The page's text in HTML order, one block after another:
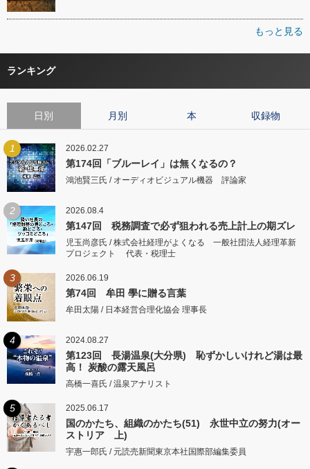
もっと見る
ランキング
日別 月別 本 収録物
1 2026.02.27
第174回「ブルーレイ」は無くなるの？
鴻池賢三氏 / オーディオビジュアル機器 評論家
2 2026.08.4
第147回 税務調査で必ず狙われる売上計上の期ズレ
児玉尚彦氏 / 株式会社経理がよくなる 一般社団法人経理革新
プロジェクト 代表・税理士
3 2026.06.19
第74回 牟田 學に贈る言葉
牟田太陽 / 日本経営合理化協会 理事長
4 2024.08.27
第123回 長湯温泉(大分県) 恥ずかしいけれど湯は最
高！ 炭酸の露天風呂
高橋一喜氏 / 温泉アナリスト
5 2025.06.17
国のかたち、組織のかたち(51) 永世中立の努力(オー
ストリア 上)
宇惠一郎氏 / 元読売新聞東京本社国際部編集委員